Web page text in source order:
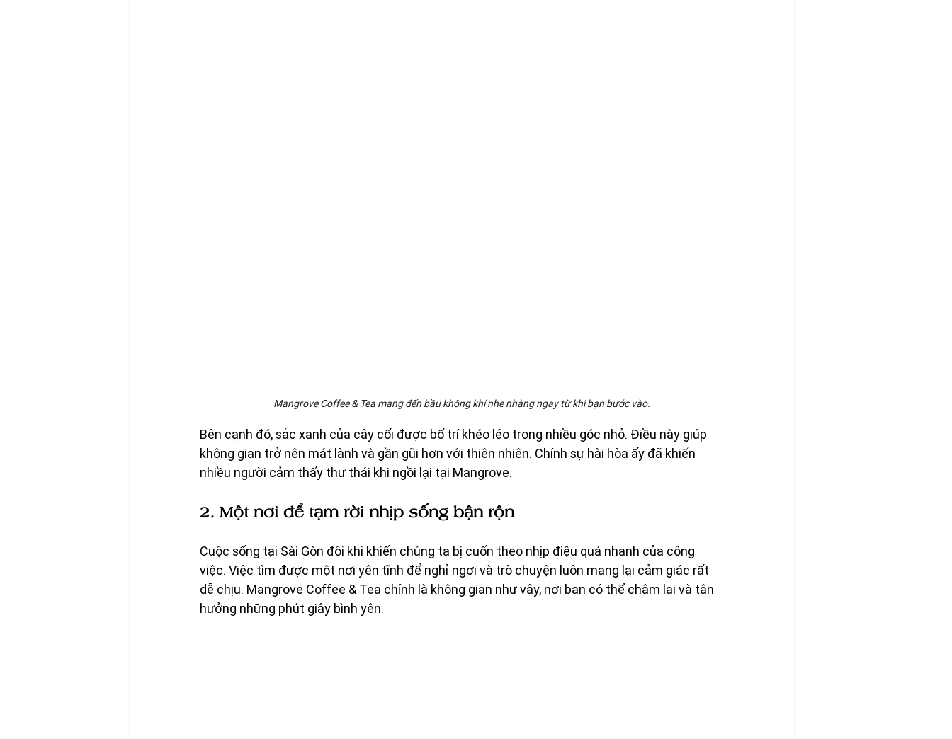
Mangrove Coffee & Tea mang đến bầu không khí nhẹ nhàng ngay từ khi bạn bước vào.
Bên cạnh đó, sắc xanh của cây cối được bố trí khéo léo trong nhiều góc nhỏ. Điều này giúp
không gian trở nên mát lành và gần gũi hơn với thiên nhiên. Chính sự hài hòa ấy đã khiến
nhiều người cảm thấy thư thái khi ngồi lại tại Mangrove.
2. Một nơi để tạm rời nhịp sống bận rộn
Cuộc sống tại Sài Gòn đôi khi khiến chúng ta bị cuốn theo nhịp điệu quá nhanh của công
việc. Việc tìm được một nơi yên tĩnh để nghỉ ngơi và trò chuyện luôn mang lại cảm giác rất
dễ chịu. Mangrove Coffee & Tea chính là không gian như vậy, nơi bạn có thể chậm lại và tận
hưởng những phút giây bình yên.